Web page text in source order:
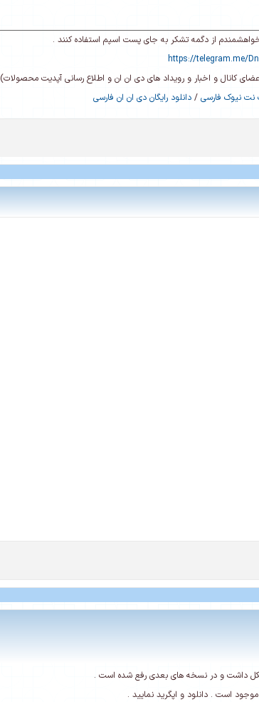
از دگمه تشکر به جای پست اسپم استفاده کنند .
https://telegram.me/
کانال و اخبار و رویداد های دی ان ان و اطلاع رسانی آپدیت محصولات)
نت نیوک فارسی / دانلود رایگان دی ان ان فارسی
داشت و در نسخه های بعدی رفع شده است .